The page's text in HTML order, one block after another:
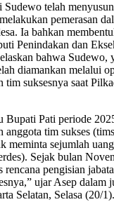
telah
pemerasan
Ia bahkan
Penindakan dan
bahwa Sudewo,
diamankan melalui
tim suksesnya saat
Bupati Pati periode
anggota tim sukses
meminta sejumlah
Sejak bulan
rencana pengisian
ujar Asep dalam
Selatan, Selasa (20/1).